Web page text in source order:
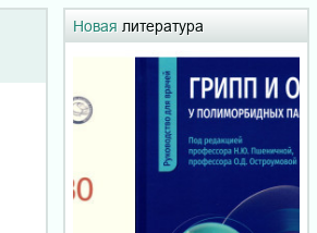
Новая литература